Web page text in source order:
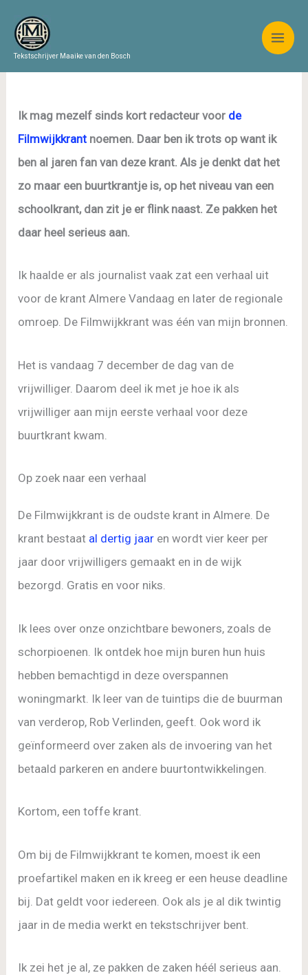
naar
Tekstschrijver Maaike van den Bosch
Ik mag mezelf sinds kort redacteur voor de
Filmwijkkrant noemen. Daar ben ik trots op want ik
ben al jaren fan van deze krant. Als je denkt dat het
zo maar een buurtkrantje is, op het niveau van een
schoolkrant, dan zit je er flink naast. Ze pakken het
daar heel serieus aan.
Ik haalde er als journalist vaak zat een verhaal uit
voor de krant Almere Vandaag en later de regionale
omroep. De Filmwijkkrant was één van mijn bronnen.
Het is vandaag 7 december de dag van de
vrijwilliger. Daarom deel ik met je hoe ik als
vrijwilliger aan mijn eerste verhaal voor deze
buurtkrant kwam.
Op zoek naar een verhaal
De Filmwijkkrant is de oudste krant in Almere. De
krant bestaat al dertig jaar en wordt vier keer per
jaar door vrijwilligers gemaakt en in de wijk
bezorgd. Gratis en voor niks.
Ik lees over onze onzichtbare bewoners, zoals de
schorpioenen. Ik ontdek hoe mijn buren hun huis
hebben bemachtigd in deze overspannen
woningmarkt. Ik leer van de tuintips die de buurman
van verderop, Rob Verlinden, geeft. Ook word ik
geïnformeerd over zaken als de invoering van het
betaald parkeren en andere buurtontwikkelingen.
Kortom, een toffe krant.
Om bij de Filmwijkkrant te komen, moest ik een
proefartikel maken en ik kreeg er een heuse deadline
bij. Dat geldt voor iedereen. Ook als je al dik twintig
jaar in de media werkt en tekstschrijver bent.
Ik zei het je al, ze pakken de zaken héél serieus aan.